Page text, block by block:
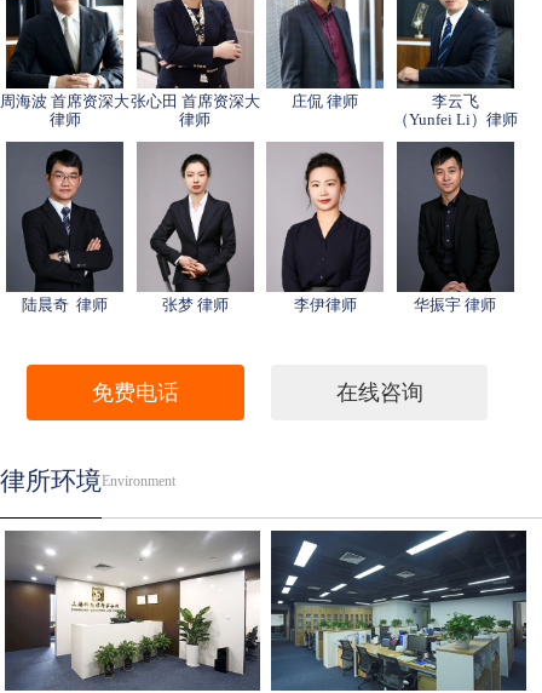
周海波 首席资深大
律师
张心田 首席资深大
律师
庄侃 律师
李云飞
（Yunfei Li）律师
陆晨奇 律师 张梦 律师 李伊律师 华振宇 律师
免费电话 在线咨询
律所环境Environment